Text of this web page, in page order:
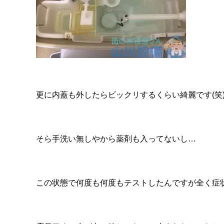
更に内蓋も外したらビックリするくらい綺麗です(笑
そら手洗い無しやから薬剤も入ってないし…
この状態で何度も何度もテストしたんですが全く症